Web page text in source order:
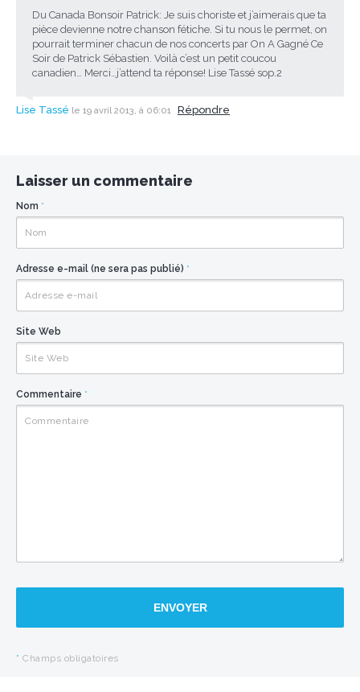
Du Canada Bonsoir Patrick: Je suis choriste et j’aimerais que ta
pièce devienne notre chanson fétiche. Si tu nous le permet, on
pourrait terminer chacun de nos concerts par On A Gagné Ce
Soir de Patrick Sébastien. Voilà c’est un petit coucou
canadien… Merci…j’attend ta réponse! Lise Tassé sop.2
Lise Tassé le 19 avril 2013, à 06:01 Répondre
Laisser un commentaire
Nom *
Adresse e-mail (ne sera pas publié) *
Site Web
Commentaire *
ENVOYER
* Champs obligatoires